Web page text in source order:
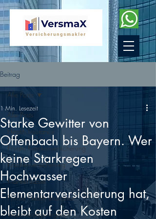
Beitrag
Alle Posts
Health Insurance
Private Krankenversicherung
Krankenversicherung
Krankenkasse
Private Health Insurance
Versicherungsvergleich
Alle Posts
Starke Gewitter von
Offenbach bis Bayern. Wer
keine Starkregen
Hochwasser
Elementarversicherung hat,
bleibt auf den Kosten
1 Min. Lesezeit